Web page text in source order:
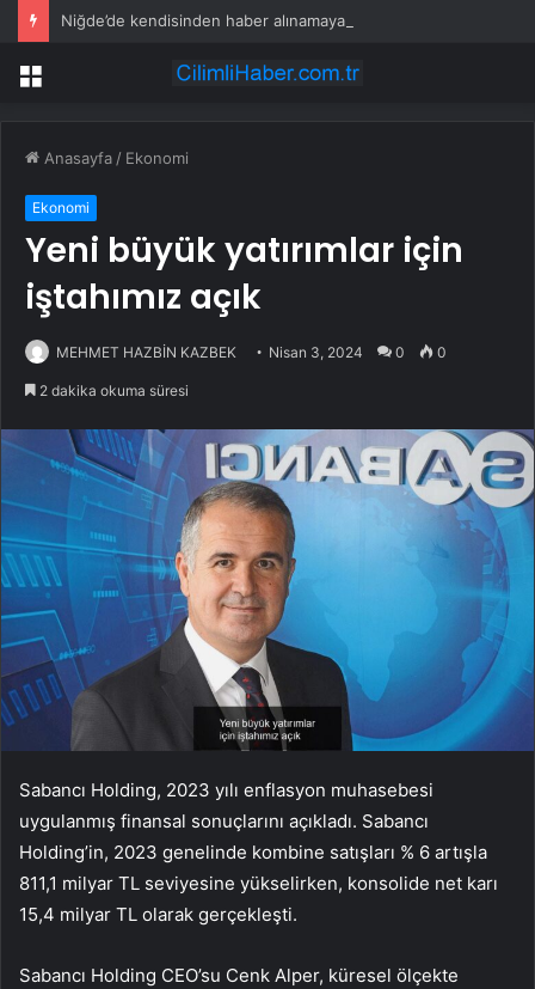
Menü
Anasayfa / Ekonomi
Ekonomi
Yeni büyük yatırımlar için
iştahımız açık
MEHMET HAZBİN KAZBEK Nisan 3, 2024 0 0
2 dakika okuma süresi
Sabancı Holding, 2023 yılı enflasyon muhasebesi
uygulanmış finansal sonuçlarını açıkladı. Sabancı
Holding’in, 2023 genelinde kombine satışları % 6 artışla
811,1 milyar TL seviyesine yükselirken, konsolide net karı
15,4 milyar TL olarak gerçekleşti.
Sabancı Holding CEO’su Cenk Alper, küresel ölçekte